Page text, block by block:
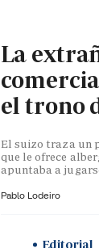
La
el trono
El suizo traza un
que le ofrece
apuntaba a
Pablo Lodeiro
Editorial